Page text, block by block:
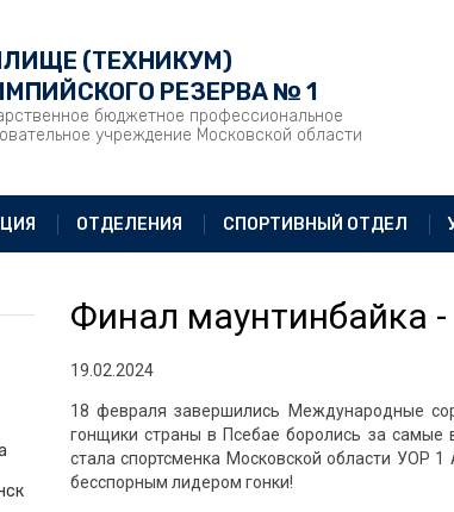
(ТЕХНИКУМ)
РЕЗЕРВА № 1
бюджетное профессиональное
учреждение Московской области
ОТДЕЛЕНИЯ СПОРТИВНЫЙ ОТДЕЛ
Финал маунтинбайка
19.02.2024
18 февраля завершились Международные
гонщики страны в Псебае боролись за
стала спортсменка Московской области УОР
бесспорным лидером гонки!